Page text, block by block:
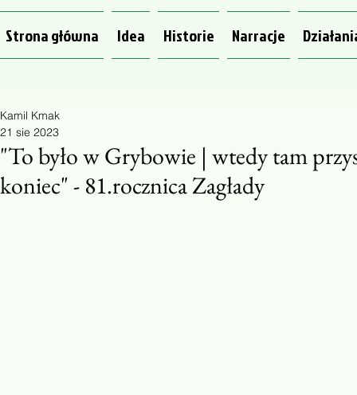
Strona główna Idea Historie Narracje
"To było w Grybowie | wtedy tam
koniec" - 81.rocznica Zagłady
Kamil Kmak
21 sie 2023